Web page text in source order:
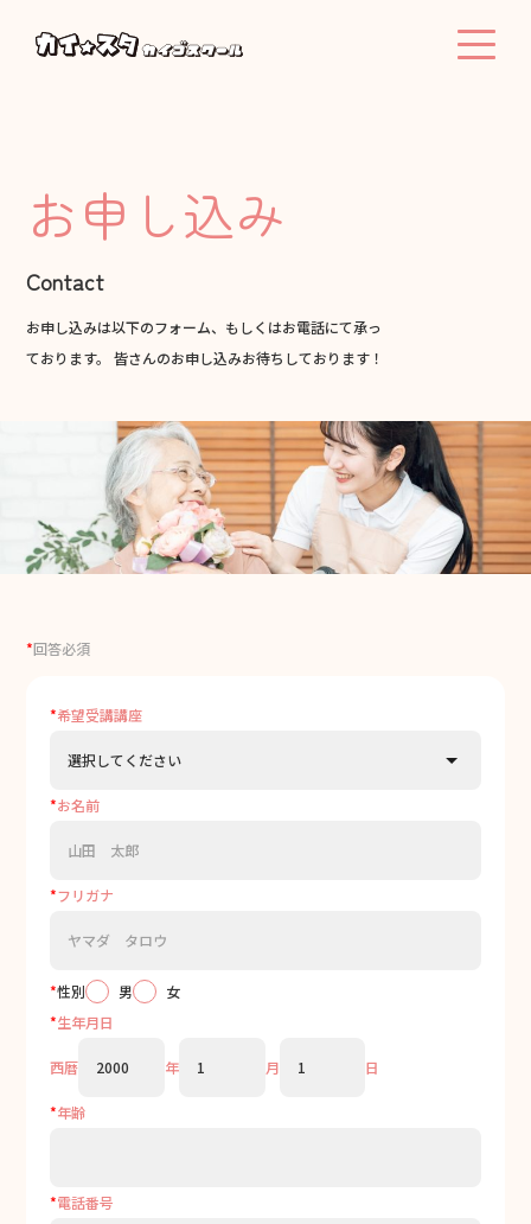
お申し込み
Contact
お申し込みは以下のフォーム、もしくはお電話にて承っ
ております。 皆さんのお申し込みお待ちしております！
*回答必須
*希望受講講座
*お名前
*フリガナ
*性別 男
女
*生年月日
西暦 年 月 日
*年齢
*電話番号